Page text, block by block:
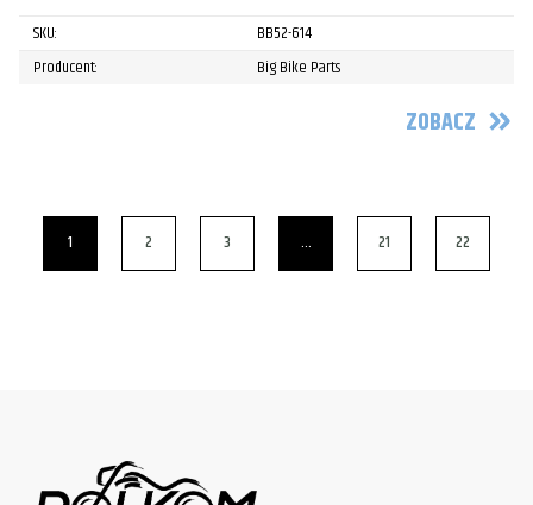
SKU:
BB52-614
Producent:
Big Bike Parts
ZOBACZ
1 2 3 … 21 22